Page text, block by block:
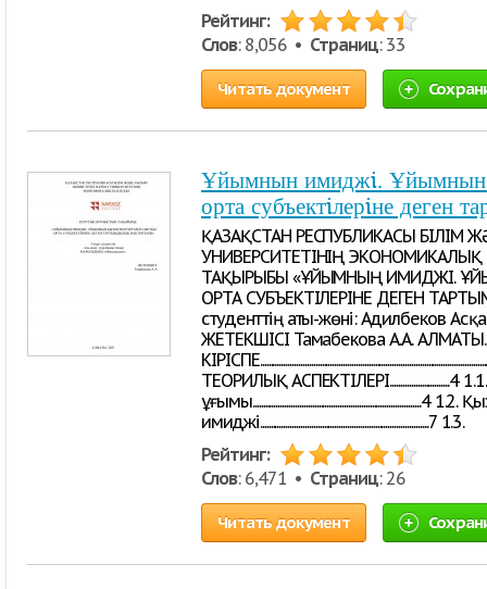
Рейтинг:
Слов: 8,056 • Страниц: 33
Читать документ
Ұйымнын имиджi. Ұйымнын
орта субъектiлерiне деген
ҚАЗАҚСТАН РЕСПУБЛИКАСЫ БІЛІМ
УНИВЕРСИТЕТІНІҢ
ТАҚЫРЫБЫ «ҰЙЫМНЫҢ ИМИДЖІ.
ОРТА СУБЪЕКТІЛЕРІНЕ ДЕГЕН
студенттің аты-жөні: Адилбеков
ЖЕТЕКШІСІ Тамабекова А.А.
ТЕОРИЛЫҚ
имиджі...............................................................................7 1.3.
Рейтинг:
Слов: 6,471 • Страниц: 26
Читать документ